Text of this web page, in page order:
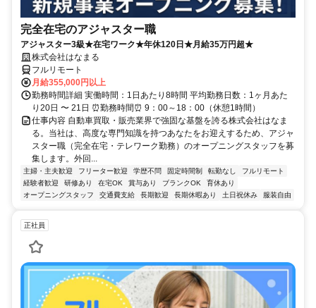
完全在宅のアジャスター職
アジャスター3級★在宅ワーク★年休120日★月給35万円超★
株式会社はなまる
フルリモート
月給355,000円以上
勤務時間詳細 実働時間：1日あたり8時間 平均勤務日数：1ヶ月あた
り20日 〜 21日 ⏰勤務時間⏰ 9：00～18：00（休憩1時間）
仕事内容 自動車買取・販売業界で強固な基盤を誇る株式会社はなま
る。当社は、高度な専門知識を持つあなたをお迎えするため、アジャ
スター職（完全在宅・テレワーク勤務）のオープニングスタッフを募
集します。外回...
主婦・主夫歓迎 フリーター歓迎 学歴不問 固定時間制 転勤なし
フルリモート
経験者歓迎
研修あり 在宅OK 賞与あり ブランクOK
育休あり
オープニングスタッフ
交通費支給 長期歓迎 長期休暇あり 土日祝休み 服装自由
正社員